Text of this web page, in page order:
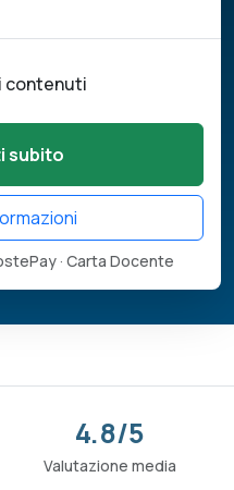
contenuti
subito
· Carta Docente
4.8/5
Valutazione media